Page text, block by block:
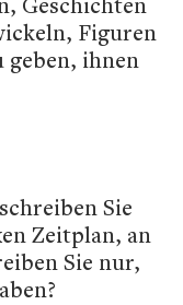
Figuren
geben, ihnen
Sie
Zeitplan, an
Sie nur,